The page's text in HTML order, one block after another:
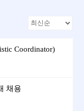
Coordinator)
채용